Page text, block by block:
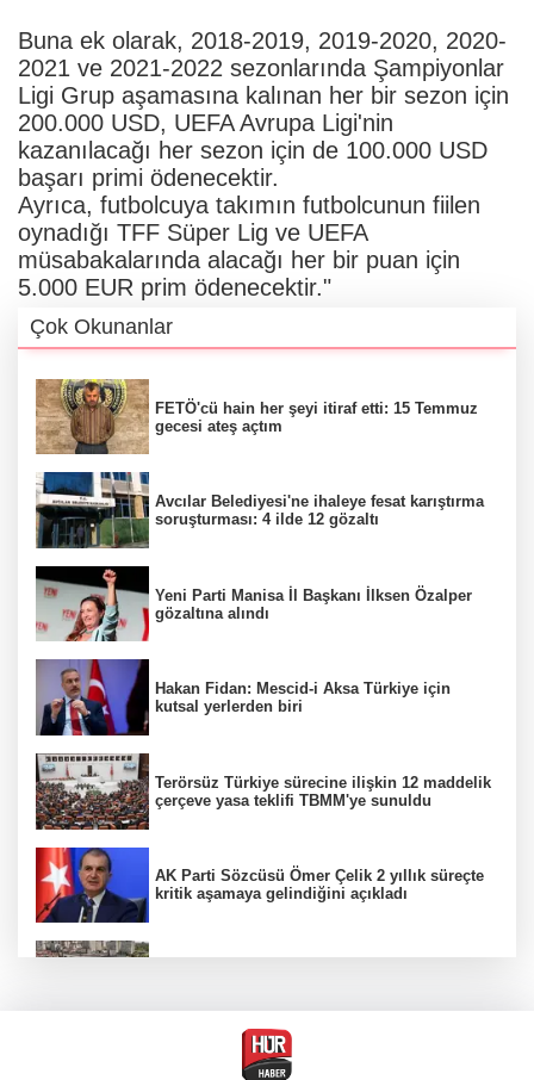
Buna ek olarak, 2018-2019, 2019-2020, 2020-
2021 ve 2021-2022 sezonlarında Şampiyonlar
Ligi Grup aşamasına kalınan her bir sezon için
200.000 USD, UEFA Avrupa Ligi'nin
kazanılacağı her sezon için de 100.000 USD
başarı primi ödenecektir.
Ayrıca, futbolcuya takımın futbolcunun fiilen
oynadığı TFF Süper Lig ve UEFA
müsabakalarında alacağı her bir puan için
5.000 EUR prim ödenecektir."
Çok Okunanlar
FETÖ'cü hain her şeyi itiraf etti: 15 Temmuz
gecesi ateş açtım
Avcılar Belediyesi'ne ihaleye fesat karıştırma
soruşturması: 4 ilde 12 gözaltı
Yeni Parti Manisa İl Başkanı İlksen Özalper
gözaltına alındı
Hakan Fidan: Mescid-i Aksa Türkiye için
kutsal yerlerden biri
Terörsüz Türkiye sürecine ilişkin 12 maddelik
çerçeve yasa teklifi TBMM'ye sunuldu
AK Parti Sözcüsü Ömer Çelik 2 yıllık süreçte
kritik aşamaya gelindiğini açıkladı
Firari olarak aranıyordu! Menderes Belediye